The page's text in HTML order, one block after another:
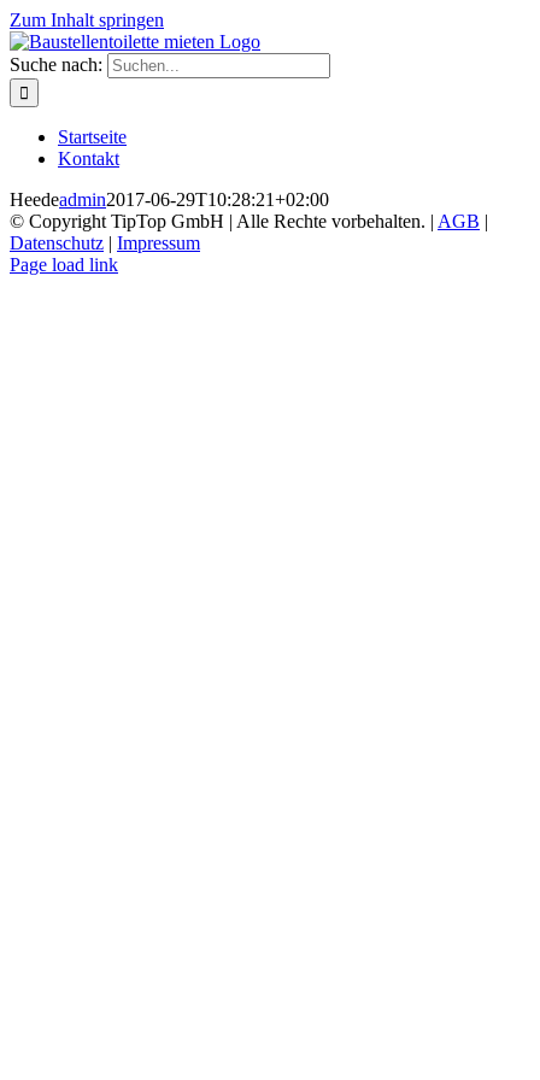
Zum Inhalt springen
Suche nach:
Startseite
Kontakt
Heedeadmin2017-06-29T10:28:21+02:00
© Copyright TipTop GmbH | Alle Rechte vorbehalten. | AGB |
Datenschutz | Impressum
Page load link